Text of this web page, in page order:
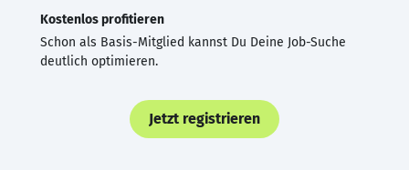
Kostenlos profitieren
Schon als Basis-Mitglied kannst Du Deine Job-Suche
deutlich optimieren.
Jetzt registrieren